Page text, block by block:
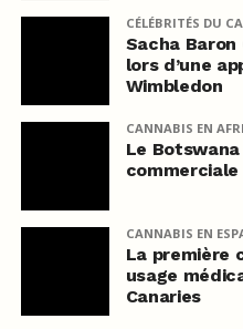
CÉLÉBRITÉS DU
Sacha
lors d’une
Wimbledon
CANNABIS EN
Le
CANNABIS EN
La première
usage
Canaries